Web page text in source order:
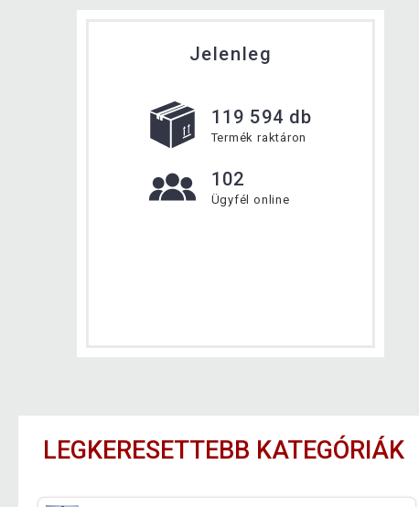
Jelenleg
119 594 db
Termék raktáron
102
Ügyfél online
LEGKERESETTEBB KATEGÓRIÁK